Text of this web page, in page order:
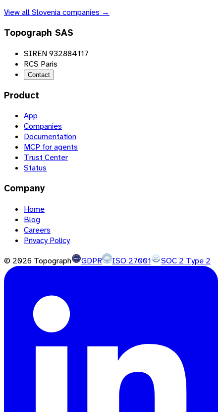
View allSloveniacompanies →
Topograph SAS
SIREN 932884117
RCS Paris
Contact
Product
App
Companies
Documentation
MCP for agents
Trust Center
Status
Company
Home
Blog
Careers
Privacy Policy
© 2026 Topograph GDPR ISO 27001 SOC 2 Type 2